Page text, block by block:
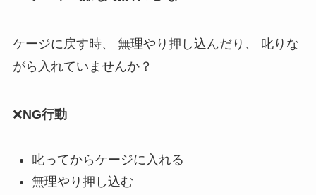
ケージに戻す時、 無理やり押し込んだり、 叱りな
がら入れていませんか？
❌NG行動
叱ってからケージに入れる
無理やり押し込む